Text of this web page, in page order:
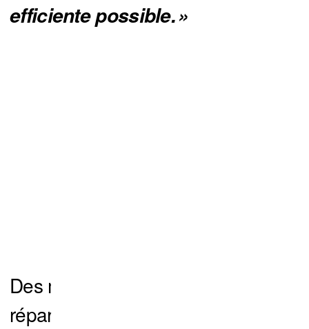
efficiente possible. »
Des mots pesés. Des mots
réparateurs. Mais aussi une